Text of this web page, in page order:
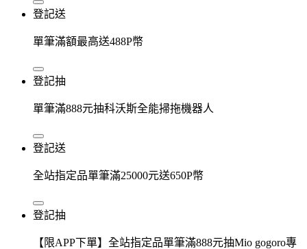
登記送
單筆滿額最高送488P幣
登記抽
單筆滿888元抽科沃斯全能掃拖機器人
登記送
全站指定品單筆滿25000元送650P幣
登記抽
【限APP下單】全站指定品單筆滿888元抽Mio gogoro專